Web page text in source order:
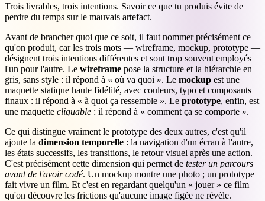
Trois livrables, trois intentions. Savoir ce que tu produis évite de
perdre du temps sur le mauvais artefact.
Avant de brancher quoi que ce soit, il faut nommer précisément ce
qu'on produit, car les trois mots — wireframe, mockup, prototype —
désignent trois intentions différentes et sont trop souvent employés
l'un pour l'autre. Le wireframe pose la structure et la hiérarchie en
gris, sans style : il répond à « où va quoi ». Le mockup est une
maquette statique haute fidélité, avec couleurs, typo et composants
finaux : il répond à « à quoi ça ressemble ». Le prototype, enfin, est
une maquette cliquable : il répond à « comment ça se comporte ».
Ce qui distingue vraiment le prototype des deux autres, c'est qu'il
ajoute la dimension temporelle : la navigation d'un écran à l'autre,
les états successifs, les transitions, le retour visuel après une action.
C'est précisément cette dimension qui permet de tester un parcours
avant de l'avoir codé. Un mockup montre une photo ; un prototype
fait vivre un film. Et c'est en regardant quelqu'un « jouer » ce film
qu'on découvre les frictions qu'aucune image figée ne révèle.